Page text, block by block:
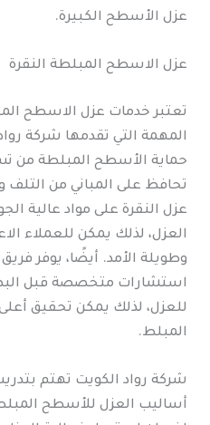
عزل الأسطح الكبيرة.
عزل الاسطح المبلطة النقرة
تعتبر خدمات عزل الاسطح
المهمة التي تقدمها شركة
حماية الأسطح المبلطة من
تحافظ على المباني من التلف
عزل النقرة على مواد عالية
العزل، لذلك يمكن للعملاء
وطويلة الأمد. أيضًا، يوفر
استشارات متخصصة قبل
للعزل، لذلك يمكن تحقيق
المبلط.
شركة رواد الكويت تهتم
أساليب العزل للأسطح